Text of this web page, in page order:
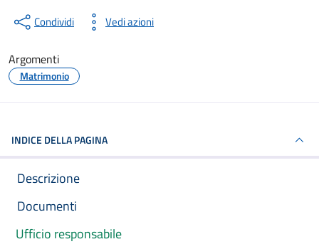
Condividi Vedi azioni
Argomenti
Matrimonio
INDICE DELLA PAGINA
Descrizione
Documenti
Ufficio responsabile